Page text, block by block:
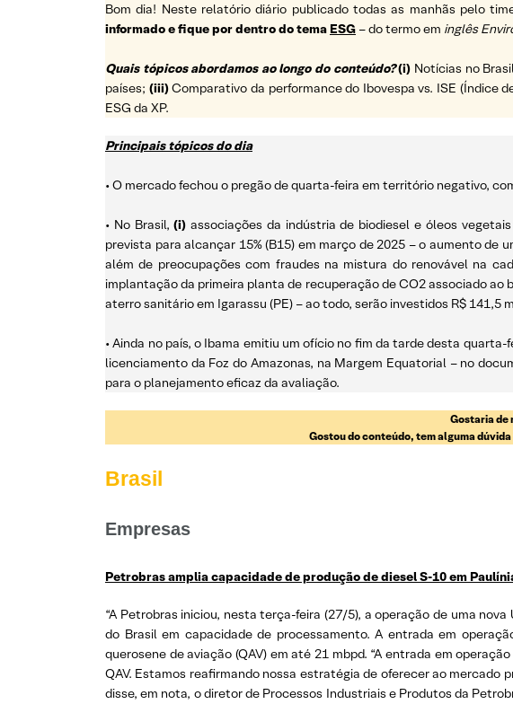
Bom dia! Neste relatório diário publicado todas as manhãs pelo
informado e fique por dentro do tema ESG – do termo em inglês
Quais tópicos abordamos ao longo do conteúdo? (i) Notícias no
países; (iii)Comparativo da performance do Ibovespa vs. ISE (Índice
ESG da XP.
Principais tópicos do dia
• O mercado fechou o pregão de quarta-feira em território negativo,
• No Brasil,(i) associações da indústria de biodiesel e óleos
prevista para alcançar 15% (B15) em março de 2025 – o aumento de
além de preocupações com fraudes na mistura do renovável na
implantação da primeira planta de recuperação de CO2 associado ao
aterro sanitário em Igarassu (PE) – ao todo, serão investidos R$ 141,5
• Ainda no país, o Ibama emitiu um ofício no fim da tarde desta
licenciamento da Foz do Amazonas, na Margem Equatorial – no
para o planejamento eficaz da avaliação.
Gostaria de
Gostou do conteúdo, tem alguma
Brasil
Empresas
Petrobras amplia capacidade de produção de diesel S-10 em
“A Petrobras iniciou, nesta terça-feira (27/5), a operação de uma
do Brasil em capacidade de processamento. A entrada em
querosene de aviação (QAV) em até 21 mbpd. “A entrada em
QAV. Estamos reafirmando nossa estratégia de oferecer ao mercado
disse, em nota, o diretor de Processos Industriais e Produtos da